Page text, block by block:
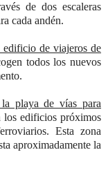
de dos escaleras
cada andén.
de viajeros de
todos los nuevos
playa de vías para
los edificios próximos
Esta zona
aproximadamente la